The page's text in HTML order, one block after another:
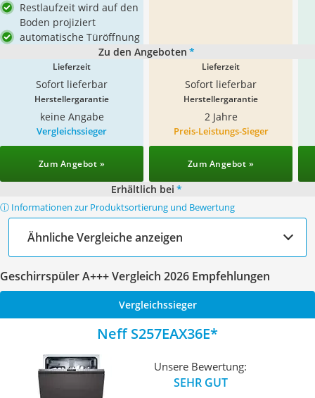
Restlaufzeit wird auf den
Boden projiziert
automatische Türöffnung
Zu den Angeboten *
Lieferzeit
Sofort lieferbar
Lieferzeit
Sofort lieferbar
Herstellergarantie
keine Angabe
Herstellergarantie
2 Jahre
Vergleichssieger
Zum Angebot »
Preis-Leistungs-Sieger
Zum Angebot »
Erhältlich bei *
ⓘ Informationen zur Produktsortierung und Bewertung
Ähnliche Vergleiche anzeigen
Geschirrspüler A+++ Vergleich 2026 Empfehlungen
Vergleichssieger
Neff S257EAX36E
Unsere Bewertung:
SEHR GUT